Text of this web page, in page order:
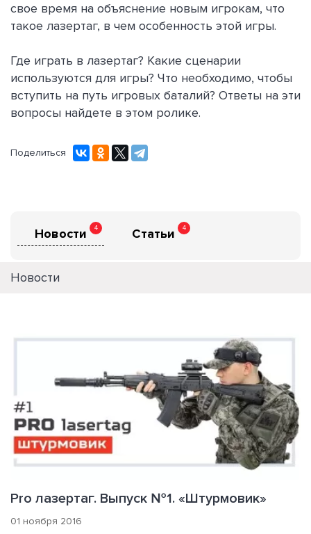
свое время на объяснение новым игрокам, что
такое лазертаг, в чем особенность этой игры.
Где играть в лазертаг? Какие сценарии
используются для игры? Что необходимо, чтобы
вступить на путь игровых баталий? Ответы на эти
вопросы найдете в этом ролике.
Поделиться
Новости 4 Статьи 4
Новости
Pro лазертаг. Выпуск №1. «Штурмовик»
01 ноября 2016